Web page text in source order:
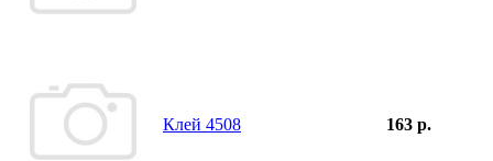
Клей 4508 163 р.